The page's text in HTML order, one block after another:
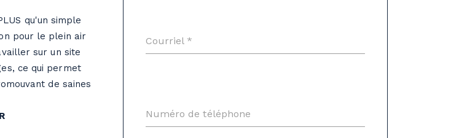
qu'un simple
pour le plein air
sur un site
ce qui permet
de saines
Courriel *
Numéro de téléphone